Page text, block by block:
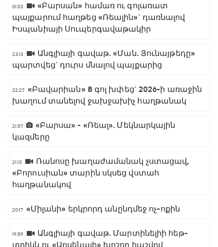
01:03
«Բարսան» համառ ու գոլառատ
պայքարում հաղթեց «Ռեալին»` դառնալով
Իսպանիայի Սուպերգավաթակիր
23:13
Անգլիայի գավաթ. «Ման. Յունայթեդը»
պարտվեց` դուրս մնալով պայքարից
22:27 «Բավարիան» 8 գոլ խփեց` 2026-ի առաջին
խաղում տանելով ջախջախիչ հաղթանակ
21:57
«Բարսա» - «Ռեալ». Մեկնարկային
կազմերը
21:13
Ռանոսը խաղաժամանակ չստացավ,
«Բորուսիան» տարին սկսեց վստահ
հաղթանակով
20:17 «Միլանի» երկրորդ անընդմեջ ոչ-ոքին
19:59
Անգլիայի գավաթ. Մարտինելիի հեթ-
տրիկն ու «Արսենալի» խոշոր հաշվով